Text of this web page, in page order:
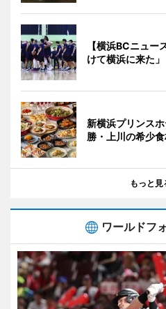
【横浜BCニュー
けて横浜に来た
新横浜プリンス
勝・上川の希少
もっと見
ワールドフ